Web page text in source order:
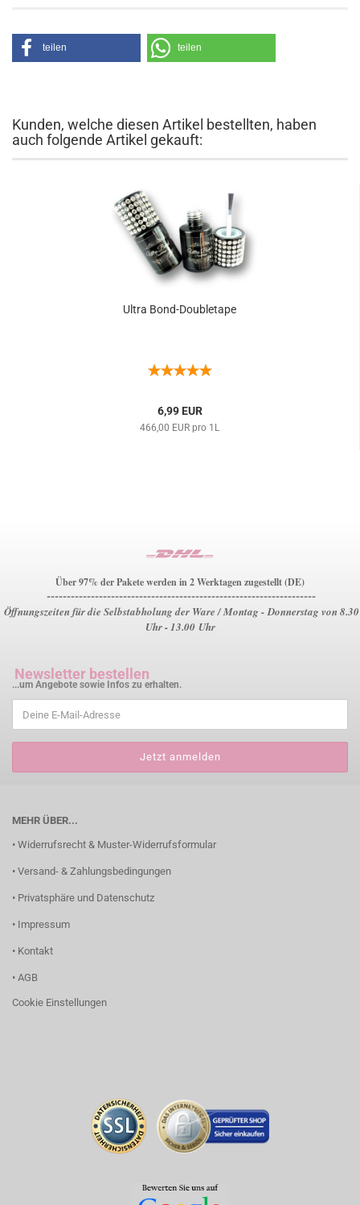
teilen teilen
Kunden, welche diesen Artikel bestellten, haben
auch folgende Artikel gekauft:
Ultra Bond-Doubletape
6,99 EUR
466,00 EUR pro 1L
Über 97% der Pakete werden in 2 Werktagen zugestellt (DE)
-------------------------------------------------------------------
Öffnungszeiten für die Selbstabholung der Ware / Montag - Donnerstag von 8.30
Uhr - 13.00 Uhr
Newsletter bestellen
...um Angebote sowie Infos zu erhalten.
MEHR ÜBER...
• Widerrufsrecht & Muster-Widerrufsformular
• Versand- & Zahlungsbedingungen
• Privatsphäre und Datenschutz
• Impressum
• Kontakt
• AGB
Cookie Einstellungen